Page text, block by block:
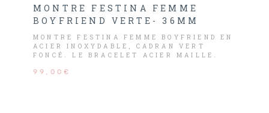
MONTRE FESTINA FEMME
BOYFRIEND VERTE- 36MM
MONTRE FESTINA FEMME BOYFRIEND EN
ACIER INOXYDABLE, CADRAN VERT
FONCÉ. LE BRACELET ACIER MAILLE.
99,00€